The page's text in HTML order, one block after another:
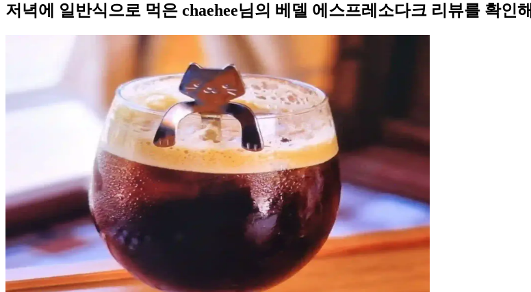
저녁에 일반식으로 먹은 chaehee님의 베델 에스프레소다크 리뷰를 확인